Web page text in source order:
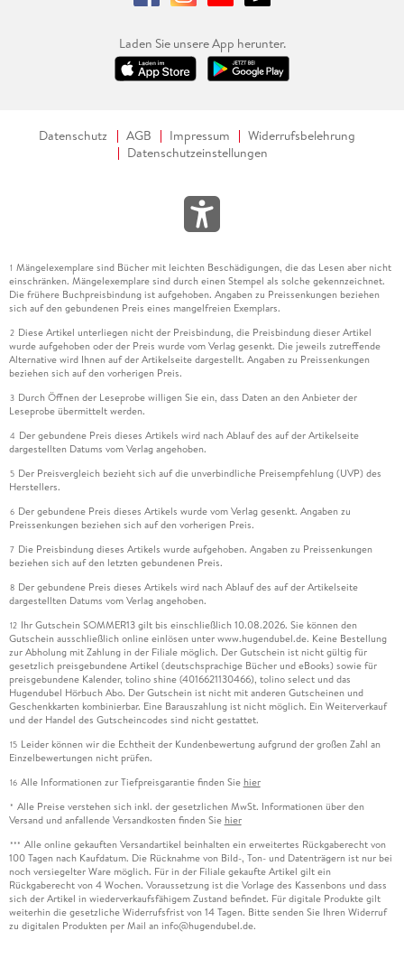
Laden Sie unsere App herunter.
Datenschutz AGB Impressum
Widerrufsbelehrung
Datenschutzeinstellungen
1 Mängelexemplare sind Bücher mit leichten Beschädigungen, die das Lesen aber nicht
einschränken. Mängelexemplare sind durch einen Stempel als solche gekennzeichnet.
Die frühere Buchpreisbindung ist aufgehoben. Angaben zu Preissenkungen beziehen
sich auf den gebundenen Preis eines mangelfreien Exemplars.
2 Diese Artikel unterliegen nicht der Preisbindung, die Preisbindung dieser Artikel
wurde aufgehoben oder der Preis wurde vom Verlag gesenkt. Die jeweils zutreffende
Alternative wird Ihnen auf der Artikelseite dargestellt. Angaben zu Preissenkungen
beziehen sich auf den vorherigen Preis.
3 Durch Öffnen der Leseprobe willigen Sie ein, dass Daten an den Anbieter der
Leseprobe übermittelt werden.
4 Der gebundene Preis dieses Artikels wird nach Ablauf des auf der Artikelseite
dargestellten Datums vom Verlag angehoben.
5 Der Preisvergleich bezieht sich auf die unverbindliche Preisempfehlung (UVP) des
Herstellers.
6 Der gebundene Preis dieses Artikels wurde vom Verlag gesenkt. Angaben zu
Preissenkungen beziehen sich auf den vorherigen Preis.
7 Die Preisbindung dieses Artikels wurde aufgehoben. Angaben zu Preissenkungen
beziehen sich auf den letzten gebundenen Preis.
8 Der gebundene Preis dieses Artikels wird nach Ablauf des auf der Artikelseite
dargestellten Datums vom Verlag angehoben.
12 Ihr Gutschein SOMMER13 gilt bis einschließlich 10.08.2026. Sie können den
Gutschein ausschließlich online einlösen unter www.hugendubel.de. Keine Bestellung
zur Abholung mit Zahlung in der Filiale möglich. Der Gutschein ist nicht gültig für
gesetzlich preisgebundene Artikel (deutschsprachige Bücher und eBooks) sowie für
preisgebundene Kalender, tolino shine (4016621130466), tolino select und das
Hugendubel Hörbuch Abo. Der Gutschein ist nicht mit anderen Gutscheinen und
Geschenkkarten kombinierbar. Eine Barauszahlung ist nicht möglich. Ein Weiterverkauf
und der Handel des Gutscheincodes sind nicht gestattet.
15 Leider können wir die Echtheit der Kundenbewertung aufgrund der großen Zahl an
Einzelbewertungen nicht prüfen.
16 Alle Informationen zur Tiefpreisgarantie finden Sie hier
* Alle Preise verstehen sich inkl. der gesetzlichen MwSt. Informationen über den
Versand und anfallende Versandkosten finden Sie hier
*** Alle online gekauften Versandartikel beinhalten ein erweitertes Rückgaberecht von
100 Tagen nach Kaufdatum. Die Rücknahme von Bild-, Ton- und Datenträgern ist nur bei
noch versiegelter Ware möglich. Für in der Filiale gekaufte Artikel gilt ein
Rückgaberecht von 4 Wochen. Voraussetzung ist die Vorlage des Kassenbons und dass
sich der Artikel in wiederverkaufsfähigem Zustand befindet. Für digitale Produkte gilt
weiterhin die gesetzliche Widerrufsfrist von 14 Tagen. Bitte senden Sie Ihren Widerruf
zu digitalen Produkten per Mail an info@hugendubel.de.